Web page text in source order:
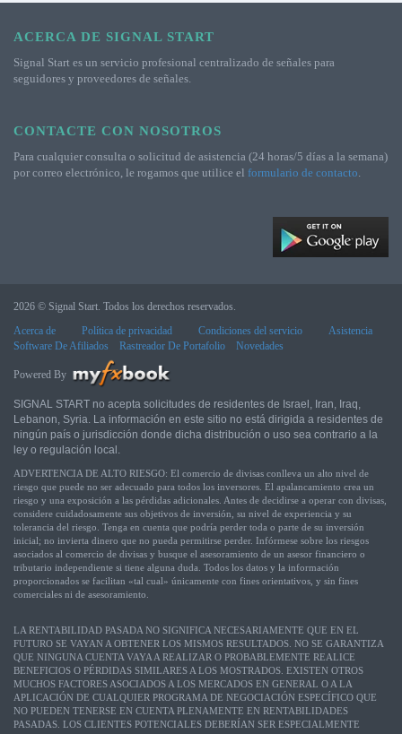
ACERCA DE SIGNAL START
Signal Start es un servicio profesional centralizado de señales para
seguidores y proveedores de señales.
CONTACTE CON NOSOTROS
Para cualquier consulta o solicitud de asistencia (24 horas/5 días a la semana)
por correo electrónico, le rogamos que utilice el formulario de contacto.
2026 © Signal Start. Todos los derechos reservados.
Acerca de
Política de privacidad Condiciones del servicio
Asistencia
Software De Afiliados
Rastreador De Portafolio Novedades
Powered By
SIGNAL START no acepta solicitudes de residentes de Israel, Iran, Iraq,
Lebanon, Syria. La información en este sitio no está dirigida a residentes de
ningún país o jurisdicción donde dicha distribución o uso sea contrario a la
ley o regulación local.
ADVERTENCIA DE ALTO RIESGO: El comercio de divisas conlleva un alto nivel de
riesgo que puede no ser adecuado para todos los inversores. El apalancamiento crea un
riesgo y una exposición a las pérdidas adicionales. Antes de decidirse a operar con divisas,
considere cuidadosamente sus objetivos de inversión, su nivel de experiencia y su
tolerancia del riesgo. Tenga en cuenta que podría perder toda o parte de su inversión
inicial; no invierta dinero que no pueda permitirse perder. Infórmese sobre los riesgos
asociados al comercio de divisas y busque el asesoramiento de un asesor financiero o
tributario independiente si tiene alguna duda. Todos los datos y la información
proporcionados se facilitan «tal cual» únicamente con fines orientativos, y sin fines
comerciales ni de asesoramiento.
LA RENTABILIDAD PASADA NO SIGNIFICA NECESARIAMENTE QUE EN EL
FUTURO SE VAYAN A OBTENER LOS MISMOS RESULTADOS. NO SE GARANTIZA
QUE NINGUNA CUENTA VAYA A REALIZAR O PROBABLEMENTE REALICE
BENEFICIOS O PÉRDIDAS SIMILARES A LOS MOSTRADOS. EXISTEN OTROS
MUCHOS FACTORES ASOCIADOS A LOS MERCADOS EN GENERAL O A LA
APLICACIÓN DE CUALQUIER PROGRAMA DE NEGOCIACIÓN ESPECÍFICO QUE
NO PUEDEN TENERSE EN CUENTA PLENAMENTE EN RENTABILIDADES
PASADAS. LOS CLIENTES POTENCIALES DEBERÍAN SER ESPECIALMENTE